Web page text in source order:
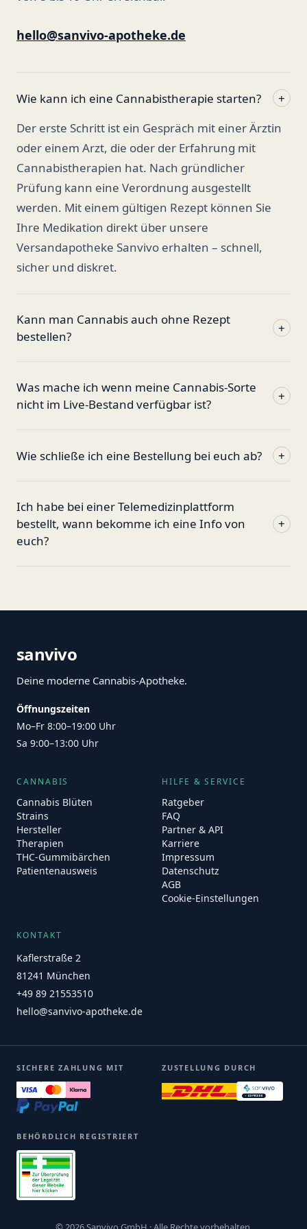
hello@sanvivo-apotheke.de
Wie kann ich eine Cannabistherapie starten?
+
Der erste Schritt ist ein Gespräch mit einer Ärztin
oder einem Arzt, die oder der Erfahrung mit
Cannabistherapien hat. Nach gründlicher
Prüfung kann eine Verordnung ausgestellt
werden. Mit einem gültigen Rezept können Sie
Ihre Medikation direkt über unsere
Versandapotheke Sanvivo erhalten – schnell,
sicher und diskret.
Kann man Cannabis auch ohne Rezept
bestellen?
+
Was mache ich wenn meine Cannabis-Sorte
nicht im Live-Bestand verfügbar ist?
+
Wie schließe ich eine Bestellung bei euch ab? +
Ich habe bei einer Telemedizinplattform
bestellt, wann bekomme ich eine Info von
euch?
+
sanvivo
Deine moderne Cannabis-Apotheke.
Öffnungszeiten
Mo–Fr 8:00–19:00 Uhr
Sa 9:00–13:00 Uhr
CANNABIS
Cannabis Blüten
Strains
Hersteller
Therapien
THC-Gummibärchen
Patientenausweis
HILFE & SERVICE
Ratgeber
FAQ
Partner & API
Karriere
Impressum
Datenschutz
AGB
Cookie-Einstellungen
KONTAKT
Kaflerstraße 2
81241 München
+49 89 21553510
hello@sanvivo-apotheke.de
SICHERE ZAHLUNG MIT ZUSTELLUNG DURCH
BEHÖRDLICH REGISTRIERT